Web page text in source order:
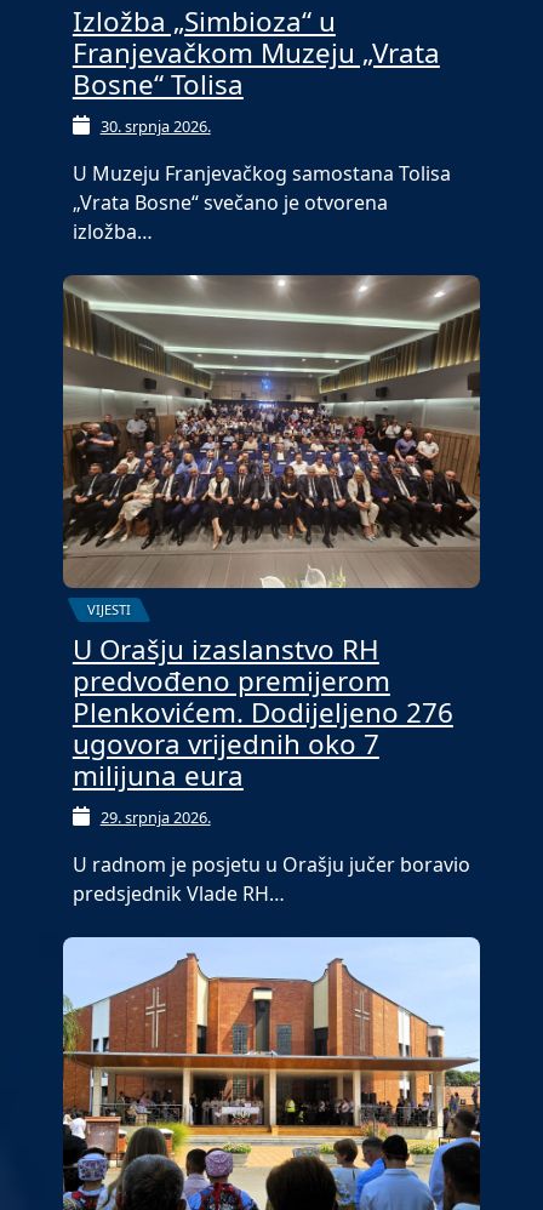
Izložba „Simbioza“ u
Franjevačkom Muzeju „Vrata
Bosne“ Tolisa
30. srpnja 2026.
U Muzeju Franjevačkog samostana Tolisa
„Vrata Bosne“ svečano je otvorena
izložba…
VIJESTI
U Orašju izaslanstvo RH
predvođeno premijerom
Plenkovićem. Dodijeljeno 276
ugovora vrijednih oko 7
milijuna eura
29. srpnja 2026.
U radnom je posjetu u Orašju jučer boravio
predsjednik Vlade RH…